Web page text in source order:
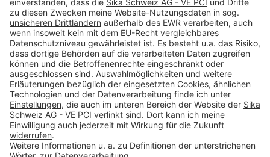
Impressum
Datenschutz
AGB
Rechtliche Hinweise